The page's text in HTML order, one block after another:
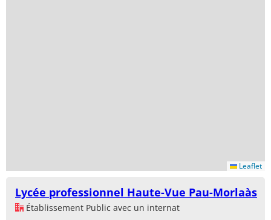
Leaflet
Lycée professionnel Haute-Vue Pau-Morlaàs
Établissement Public avec un internat